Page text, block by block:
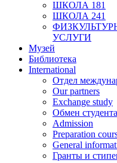
ШКОЛА 181
ШКОЛА 241
УСЛУГИ
Музей
Библиотека
International
Отдел
Our partners
Exchange study
Обмен
Admission
Preparation
General
Гранты и